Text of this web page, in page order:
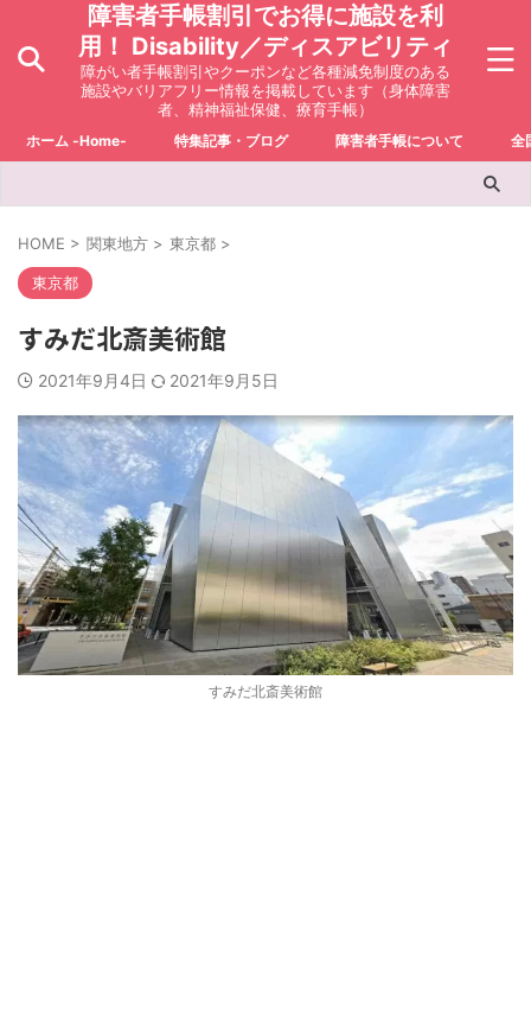
障害者手帳割引でお得に施設を利
用！ Disability／ディスアビリティ
障がい者手帳割引やクーポンなど各種減免制度のある
施設やバリアフリー情報を掲載しています（身体障害
者、精神福祉保健、療育手帳）
ホーム -Home- 特集記事・ブログ 障害者手帳について 全
HOME > 関東地方 > 東京都 >
東京都
すみだ北斎美術館
2021年9月4日 2021年9月5日
すみだ北斎美術館